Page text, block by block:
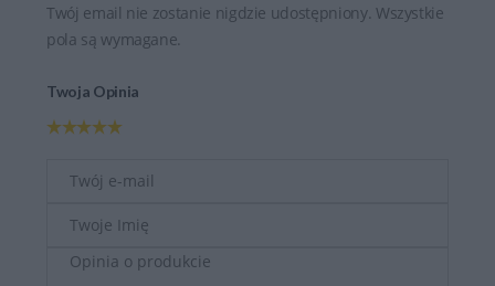
Twój email nie zostanie nigdzie udostępniony. Wszystkie
pola są wymagane.
Twoja Opinia